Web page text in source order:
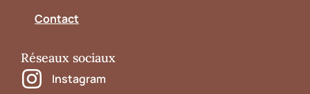
Contact
Réseaux sociaux
Instagram